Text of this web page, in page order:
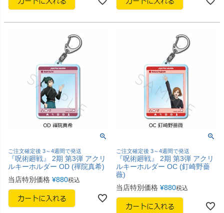
ご注文確定後 3～4週間で発送
『呪術廻戦』 2期 第3弾 アクリ
ルキーホルダー OD (禪院真希)
当店特別価格 ¥880税込
ご注文確定後 3～4週間で発送
『呪術廻戦』 2期 第3弾 アクリ
ルキーホルダー OC (釘崎野薔
薇)
当店特別価格 ¥880税込